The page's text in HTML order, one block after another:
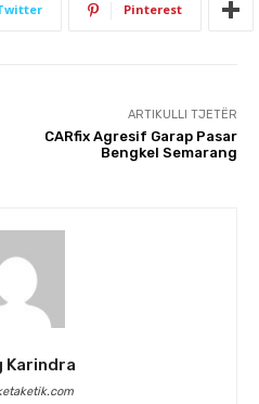
Pinterest
ARTIKULLI TJETËR
CARfix Agresif Garap Pasar
Bengkel Semarang
Karindra